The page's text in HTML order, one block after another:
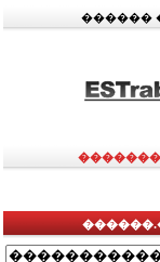
������